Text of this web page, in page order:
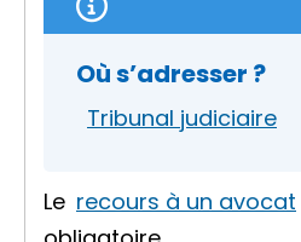
Où s’adresser ?
Tribunal judiciaire
Le recours à un avocat